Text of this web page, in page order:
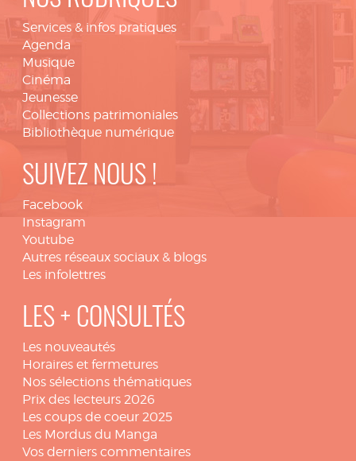
Services & infos pratiques
Agenda
Musique
Cinéma
Jeunesse
Collections patrimoniales
Bibliothèque numérique
SUIVEZ NOUS !
Facebook
Instagram
Youtube
Autres réseaux sociaux & blogs
Les infolettres
LES + CONSULTÉS
Les nouveautés
Horaires et fermetures
Nos sélections thématiques
Prix des lecteurs 2026
Les coups de coeur 2025
Les Mordus du Manga
Vos derniers commentaires